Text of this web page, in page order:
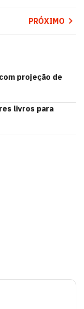
PRÓXIMO
projeção de
livros para